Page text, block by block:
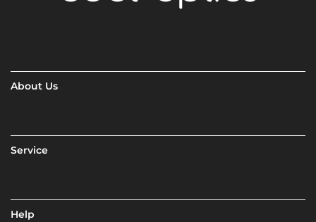
About Us
Service
Help